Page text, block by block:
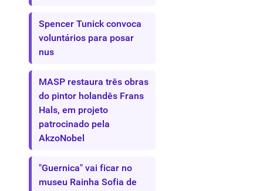
Spencer Tunick convoca
voluntários para posar
nus
MASP restaura três obras
do pintor holandês Frans
Hals, em projeto
patrocinado pela
AkzoNobel
"Guernica" vai ficar no
museu Rainha Sofia de